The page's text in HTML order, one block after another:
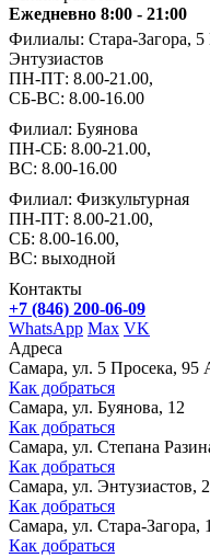
Ежедневно 8:00 - 21:00
Филиалы: Стара-Загора, 5
Энтузиастов
ПН-ПТ: 8.00-21.00,
СБ-ВС: 8.00-16.00
Филиал: Буянова
ПН-СБ: 8.00-21.00,
ВС: 8.00-16.00
Филиал: Физкультурная
ПН-ПТ: 8.00-21.00,
СБ: 8.00-16.00,
ВС: выходной
Контакты
+7 (846) 200-06-09
WhatsApp Max VK
Адреса
Самара, ул. 5 Просека, 95
Как добраться
Самара, ул. Буянова, 12
Как добраться
Самара, ул. Степана
Как добраться
Самара, ул. Энтузиастов,
Как добраться
Самара, ул. Стара-Загора,
Как добраться